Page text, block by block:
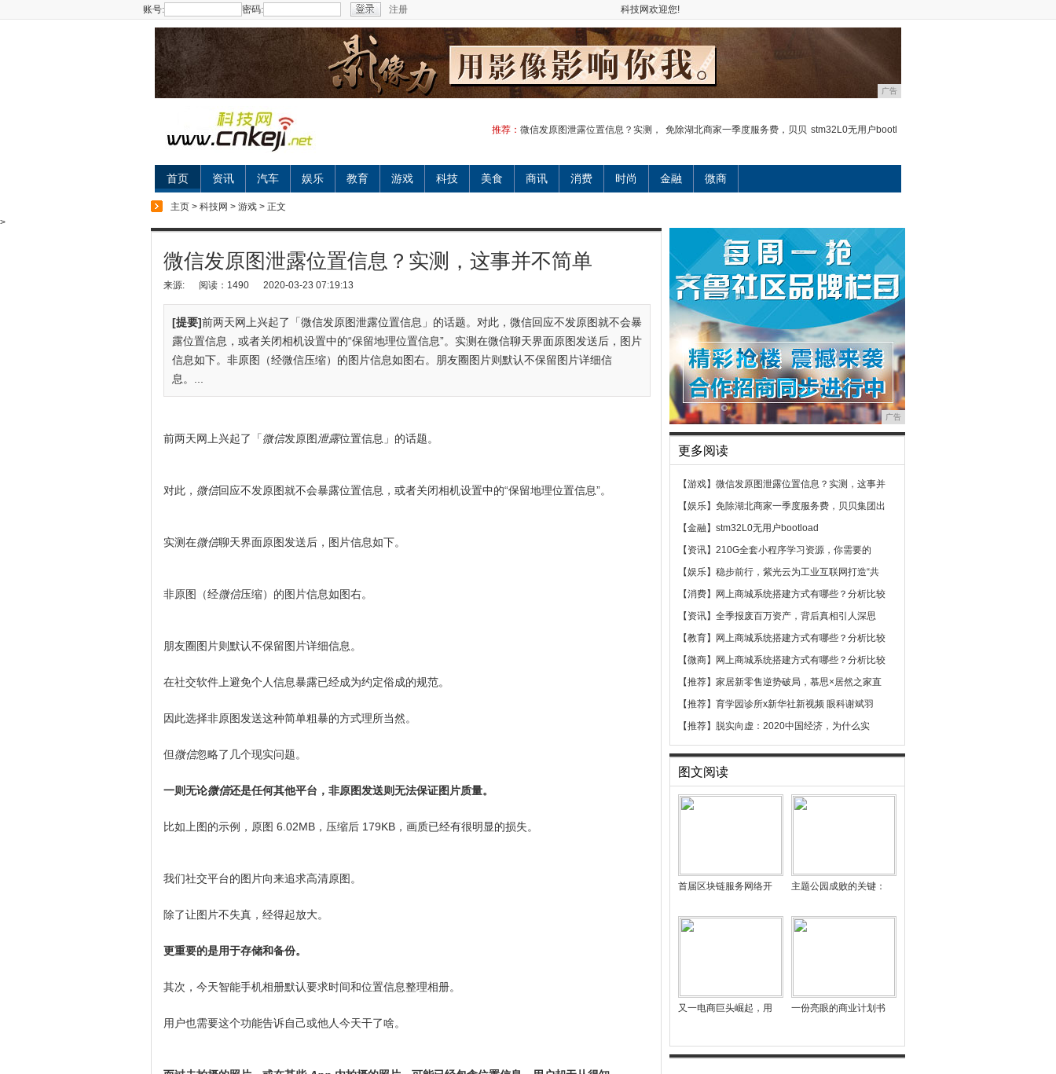
账号: 密码: 注册 科技网欢迎您!
广告
推荐： 微信发原图泄露位置信息？实测， 免除湖北商家一季度服务费，贝贝 stm32L0无用户bootl
首页 资讯 汽车 娱乐 教育 游戏 科技 美食 商讯 消费 时尚 金融 微商
主页 > 科技网 > 游戏 > 正文
>
微信发原图泄露位置信息？实测，这事并不简单
来源: 阅读：1490 2020-03-23 07:19:13
[提要]前两天网上兴起了「微信发原图泄露位置信息」的话题。对此，微信回应不发原图就不会暴
露位置信息，或者关闭相机设置中的“保留地理位置信息”。实测在微信聊天界面原图发送后，图片
信息如下。非原图（经微信压缩）的图片信息如图右。朋友圈图片则默认不保留图片详细信
息。...
前两天网上兴起了「微信发原图 泄露位置信息」的话题。
对此， 微信回应不发原图就不会暴露位置信息，或者关闭相机设置中的“保留地理位置信息”。
实测在微信聊天界面原图发送后，图片信息如下。
非原图（经微信压缩）的图片信息如图右。
朋友圈图片则默认不保留图片详细信息。
在社交软件上避免个人信息暴露已经成为约定俗成的规范。
因此选择非原图发送这种简单粗暴的方式理所当然。
但微信忽略了几个现实问题。
一则无论微信还是任何其他平台，非原图发送则无法保证图片质量。
比如上图的示例，原图 6.02MB，压缩后 179KB，画质已经有很明显的损失。
我们社交平台的图片向来追求高清原图。
除了让图片不失真，经得起放大。
更重要的是用于存储和备份。
其次，今天智能手机相册默认要求时间和位置信息整理相册。
用户也需要这个功能告诉自己或他人今天干了啥。
广告
更多阅读
【游戏】 微信发原图泄露位置信息？实测，这事并
【娱乐】 免除湖北商家一季度服务费，贝贝集团出
【金融】 stm32L0无用户bootload
【资讯】 210G全套小程序学习资源，你需要的
【娱乐】 稳步前行，紫光云为工业互联网打造“共
【消费】
网上商城系统搭建方式有哪些？分析比较
【资讯】 全季报废百万资产，背后真相引人深思
【教育】
网上商城系统搭建方式有哪些？分析比较
【微商】
网上商城系统搭建方式有哪些？分析比较
【推荐】 家居新零售逆势破局，慕思×居然之家直
【推荐】 育学园诊所x新华社新视频 眼科谢斌羽
【推荐】
脱实向虚：2020中国经济，为什么实
图文阅读
首届区块链服务网络开 主题公园成败的关键：
又一电商巨头崛起，用 一份亮眼的商业计划书